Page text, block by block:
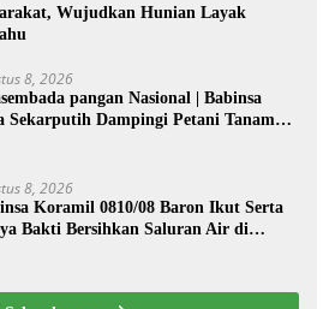
Wujudkan Hunian Layak
8, 2026
pangan Nasional | Babinsa
Sekarputih Dampingi Petani Tanam
8, 2026
Koramil 0810/08 Baron Ikut Serta
Bakti Bersihkan Saluran Air di